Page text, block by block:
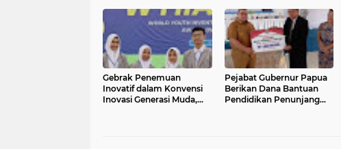
Gebrak Penemuan
Inovatif dalam Konvensi
Inovasi Generasi Muda,
Pejabat Gubernur Papua
Berikan Dana Bantuan
Pendidikan Penunjang